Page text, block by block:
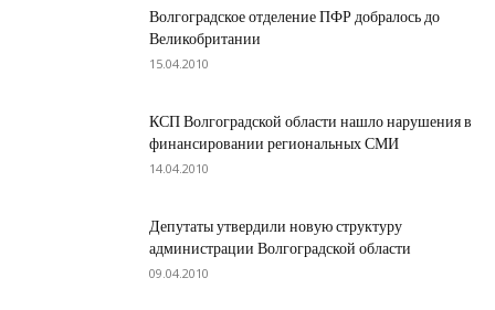
Волгоградское отделение ПФР добралось до
Великобритании
15.04.2010
КСП Волгоградской области нашло нарушения в
финансировании региональных СМИ
14.04.2010
Депутаты утвердили новую структуру
администрации Волгоградской области
09.04.2010